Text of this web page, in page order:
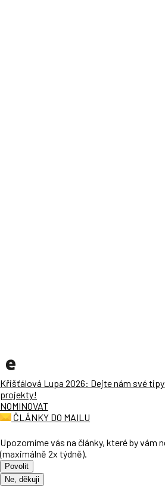
Křišťálová Lupa 2026: Dejte nám své
projekty!
NOMINOVAT
ČLÁNKY DO MAILU
Upozorníme vás na články, které by vám
(maximálně 2x týdně).
Povolit
Ne, děkuji